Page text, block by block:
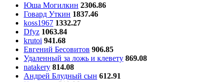
Юша Могилкин 2306.86
Говард Уткин 1837.46
koss1967 1332.27
Dfyz 1063.84
krutoi 941.68
Евгений Бесовитов 906.85
Удаленный за ложь и клевету 869.08
natakery 814.08
Андрей Блудный сын 612.91